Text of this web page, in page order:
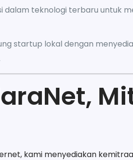
dalam teknologi terbaru untuk
startup lokal dengan
kami menyediakan